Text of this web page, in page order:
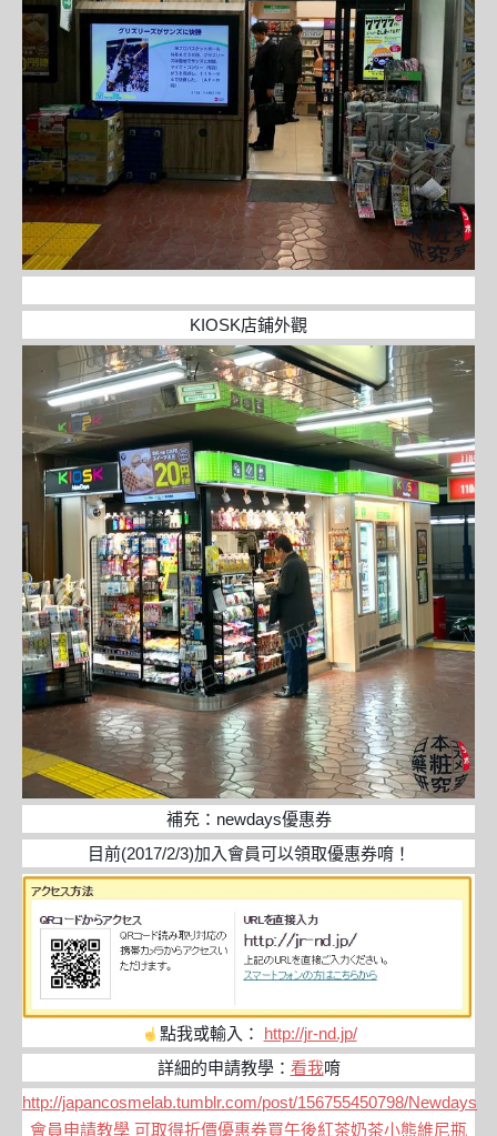
KIOSK店鋪外觀
補充：newdays優惠券
目前(2017/2/3)加入會員可以領取優惠券唷！
點我或輸入： http://jr-nd.jp/
詳細的申請教學： 看我唷
http://japancosmelab.tumblr.com/post/156755450798/Newdays
會員申請教學 可取得折價優惠券買午後紅茶奶茶小熊維尼瓶